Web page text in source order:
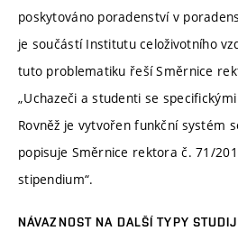
poskytováno poradenství v
je součástí Institutu celoživotního
tuto problematiku řeší Směrnice
„Uchazeči a studenti se
Rovněž je vytvořen funkční systém
popisuje Směrnice rektora č. 71/
stipendium“.
NÁVAZNOST NA DALŠÍ TYPY